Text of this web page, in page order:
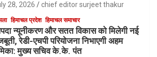
28, 2026 chief editor surjeet thakur
हिमाचल प्रदेश हिमाचल समाचार
न्यूनीकरण और सतत विकास को मिलेगी नई
रेडी-एचपी परियोजना निभाएगी अहम
मुख्य सचिव के.के. पंत